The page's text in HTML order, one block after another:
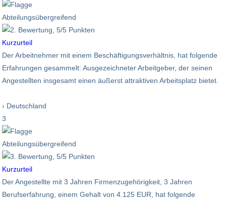
Abteilungsübergreifend
Kurzurteil
Der Arbeitnehmer mit einem Beschäftigungsverhältnis, hat folgende
Erfahrungen gesammelt: Ausgezeichneter Arbeitgeber, der seinen
Angestellten insgesamt einen äußerst attraktiven Arbeitsplatz bietet.
› Deutschland
3
Abteilungsübergreifend
Kurzurteil
Der Angestellte mit 3 Jahren Firmenzugehörigkeit, 3 Jahren
Berufserfahrung, einem Gehalt von 4.125 EUR, hat folgende